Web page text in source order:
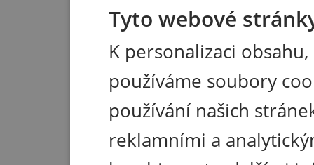
Tyto webové
K personalizaci
používáme soubory
používání našich
reklamními a